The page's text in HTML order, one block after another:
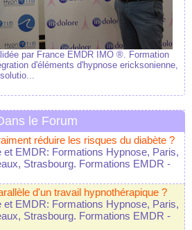
par France EMDR IMO ®. Formation
d'éléments d'hypnose ericksonienne,
le Forum
réduire les risques du diabète ?
et EMDR: Formations Hypnose, Paris,
Strasbourg. Formations EMDR -
d'un travail hypnothérapique ?
et EMDR: Formations Hypnose, Paris,
Strasbourg. Formations EMDR -